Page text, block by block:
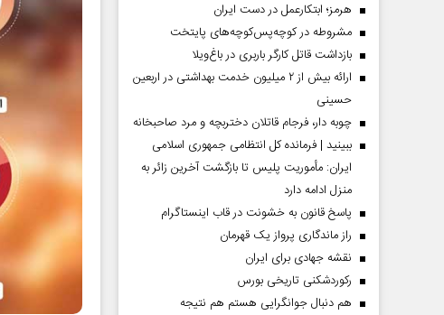
هرمز؛ ابتکارعمل در دست ایران
مشروطه در کوچه‌پس‌کوچه‌های پایتخت
بازداشت قاتل کارگر باربری در باغ‌ویلا
ارائه بیش از ۲ میلیون خدمت بهداشتی در اربعین
حسینی
چوبه دار، فرجام قاتلان دختربچه و مرد صاحبخانه
ببینید | فرمانده کل انتظامی جمهوری اسلامی
ایران­: مأموریت پلیس تا بازگشت آخرین زائر به
منزل ادامه دارد
پاسخ قانون به خشونت در قاب اینستاگرام
راز ماندگاری پرواز یک قهرمان
نقشه جهادی برای ایران
رکوردشکنی تاریخی بورس
هم دنبال جوانگرایی هستم هم نتیجه